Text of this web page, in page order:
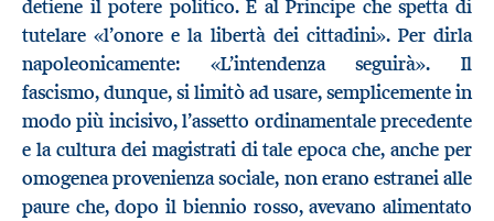
detiene il potere politico. È al Principe che spetta di
tutelare «l’onore e la libertà dei cittadini». Per dirla
napoleonicamente: «L’intendenza seguirà». Il
fascismo, dunque, si limitò ad usare, semplicemente in
modo più incisivo, l’assetto ordinamentale precedente
e la cultura dei magistrati di tale epoca che, anche per
omogenea provenienza sociale, non erano estranei alle
paure che, dopo il biennio rosso, avevano alimentato